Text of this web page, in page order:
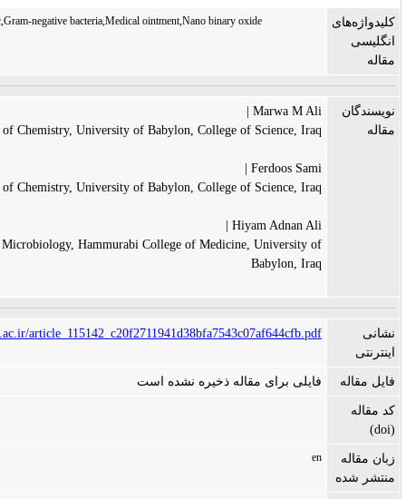
antibacterial,Antibiotic,Gram-negative bacteria,Medical ointment,Nano binary oxide
Marwa M
Department of Chemistry, University of Babylon, College of Science,
Department of Chemistry, University of Babylon, College of Science,
Department of Microbiology, Hammurabi College of Medicine,
https://jns.kashanu.ac.ir/
برای مقاله ذخیره نشده است